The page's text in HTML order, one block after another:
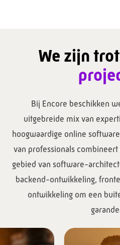
We zijn
Bij Encore beschikken
uitgebreide mix van
hoogwaardige online
van professionals
gebied van software-
backend-ontwikkeling,
ontwikkeling om een